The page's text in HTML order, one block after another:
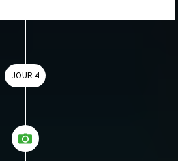
JOUR 4